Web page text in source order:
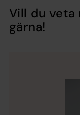
Vill du veta
gärna!